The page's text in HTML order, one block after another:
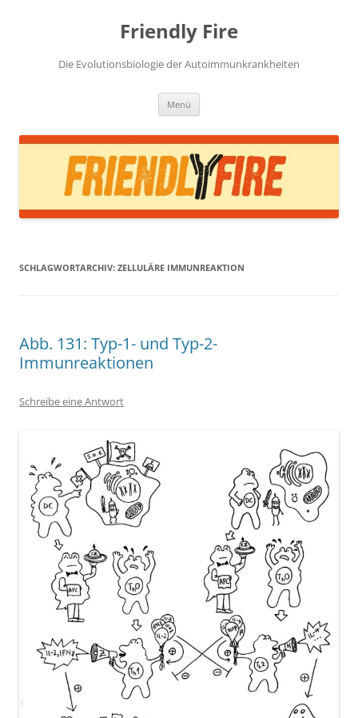
Friendly Fire
Die Evolutionsbiologie der Autoimmunkrankheiten
Menü
SCHLAGWORTARCHIV: ZELLULÄRE IMMUNREAKTION
Abb. 131: Typ-1- und Typ-2-
Immunreaktionen
Schreibe eine Antwort